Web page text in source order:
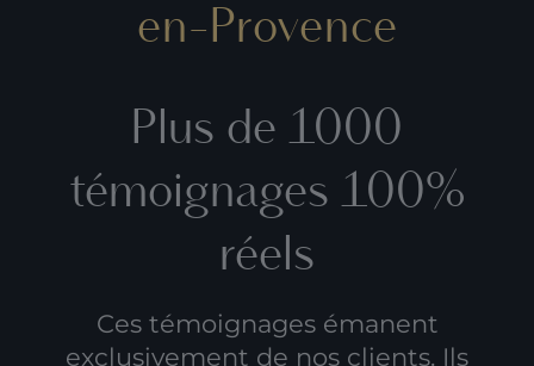
en-Provence
Plus de 1000
témoignages 100%
réels
Ces témoignages émanent
exclusivement de nos clients. Ils